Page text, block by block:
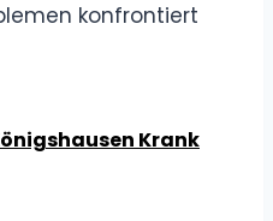
konfrontiert
Krank